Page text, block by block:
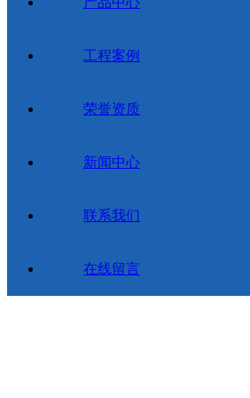
工程案例
荣誉资质
新闻中心
联系我们
在线留言